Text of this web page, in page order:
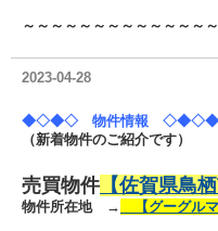
～～～～～～～～～～～～～
2023-04-28
◆◇◆◇ 物件情報 ◇◆◇◆
（新着物件のご紹介です）
売買物件 【佐賀県鳥
物件所在地 → 【グーグル